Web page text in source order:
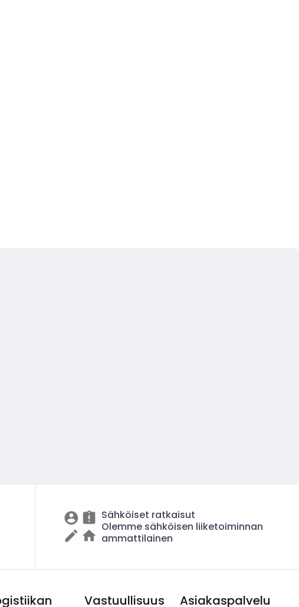
Sähköiset ratkaisut
Olemme sähköisen liiketoiminnan
ammattilainen
Vastuullisuus Asiakaspalvelu